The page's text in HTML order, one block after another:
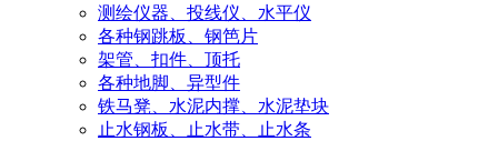
测绘仪器、投线仪、水平仪
各种钢跳板、钢笆片
架管、扣件、顶托
各种地脚、异型件
铁马凳、水泥内撑、水泥垫块
止水钢板、止水带、止水条